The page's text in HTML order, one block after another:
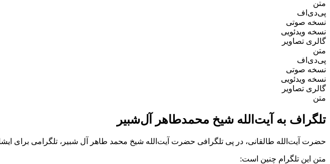
متن
پی‌دی‌اف
نسخه صوتی
نسخه ویدئویی
گالری تصاویر
متن
پی‌دی‌اف
نسخه صوتی
نسخه ویدئویی
گالری تصاویر
متن
تلگراف به آیت‌الله شیخ محمدطاهر آل‌شبير
حضرت آیت‌الله طالقانی، در پی تلگرافی حضرت آیت‌الله شيخ محمد طاهر آل شبير، تلگرامی برای
متن این تلگرام چنین است: